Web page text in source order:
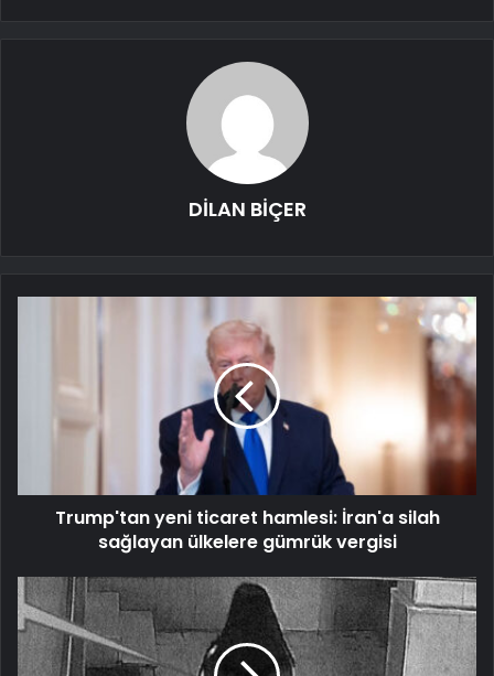
DİLAN BİÇER
Trump'tan yeni ticaret hamlesi: İran'a silah
sağlayan ülkelere gümrük vergisi